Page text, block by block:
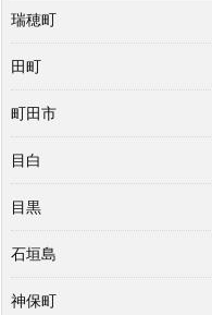
瑞穂町
田町
町田市
目白
目黒
石垣島
神保町